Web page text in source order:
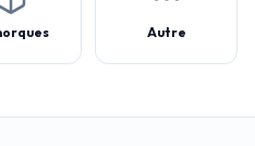
Autre